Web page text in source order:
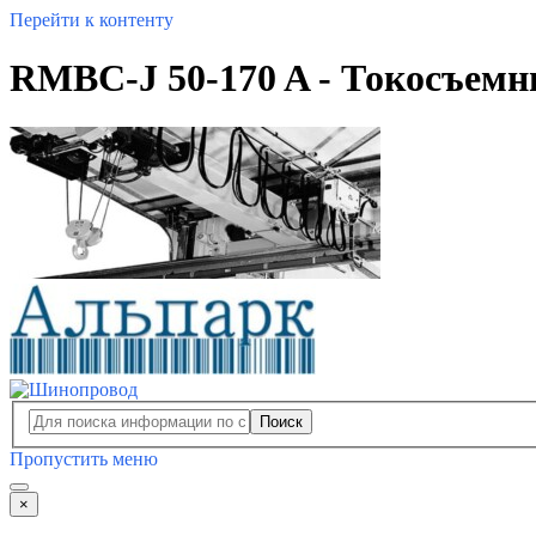
Перейти к контенту
RMBC-J 50-170 A -
Поиск
Пропустить меню
×